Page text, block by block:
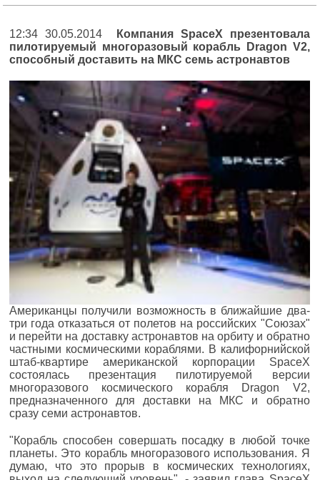
12:34 30.05.2014
Компания SpaceX презентовала
пилотируемый многоразовый корабль Dragon V2,
способный доставить на МКС семь астронавтов
Американцы получили возможность в ближайшие два-
три года отказаться от полетов на российских "Союзах"
и перейти на доставку астронавтов на орбиту и обратно
частными космическими кораблями. В калифорнийской
штаб-квартире американской корпорации SpaceX
состоялась презентация пилотируемой версии
многоразового космического корабля Dragon V2,
предназначенного для доставки на МКС и обратно
сразу семи астронавтов.
"Корабль способен совершать посадку в любой точке
планеты. Это корабль многоразового использования. Я
думаю, что это прорыв в космических технологиях,